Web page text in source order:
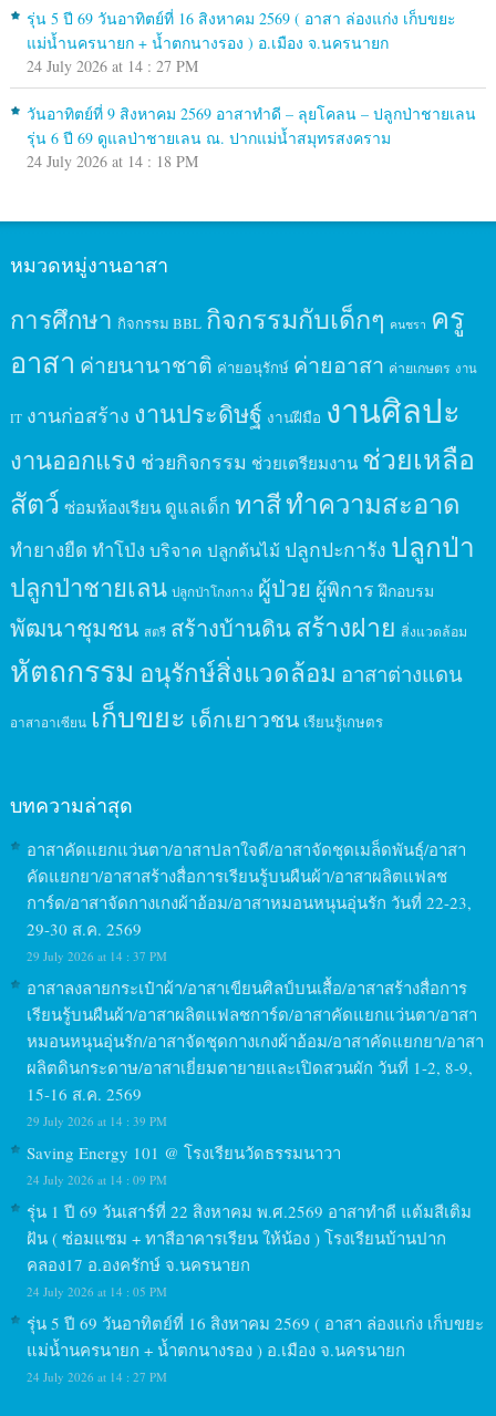
รุ่น 5 ปี 69 วันอาทิตย์ที่ 16 สิงหาคม 2569 ( อาสา ล่องแก่ง เก็บขยะ
แม่น้ำนครนายก + น้ำตกนางรอง ) อ.เมือง จ.นครนายก
24 July 2026 at 14 : 27 PM
วันอาทิตย์ที่ 9 สิงหาคม 2569 อาสาทำดี – ลุยโคลน – ปลูกป่าชายเลน
รุ่น 6 ปี 69 ดูแลป่าชายเลน ณ. ปากแม่น้ำสมุทรสงคราม
24 July 2026 at 14 : 18 PM
หมวดหมู่งานอาสา
การศึกษา กิจกรรม BBL กิจกรรมกับเด็กๆ คนชรา ครู
อาสา ค่ายนานาชาติ ค่ายอนุรักษ์ ค่ายอาสา ค่ายเกษตร งาน
IT งานก่อสร้าง งานประดิษฐ์ งานฝีมือ งานศิลปะ
งานออกแรง ช่วยกิจกรรม ช่วยเตรียมงาน ช่วยเหลือ
สัตว์ ซ่อมห้องเรียน ดูแลเด็ก ทาสีทำความสะอาด
ทำยางยืด ทำโป่ง บริจาค ปลูกต้นไม้ ปลูกปะการัง ปลูกป่า
ปลูกป่าชายเลน ปลูกป่าโกงกาง ผู้ป่วย ผู้พิการ ฝึกอบรม
พัฒนาชุมชน สตรี สร้างบ้านดินสร้างฝาย สิ่งแวดล้อม
หัตถกรรม อนุรักษ์สิ่งแวดล้อม อาสาต่างแดน
อาสาอาเซียน เก็บขยะ เด็กเยาวชน เรียนรู้เกษตร
บทความล่าสุด
อาสาคัดแยกแว่นตา/อาสาปลาใจดี/อาสาจัดชุดเมล็ดพันธุ์/อาสา
คัดแยกยา/อาสาสร้างสื่อการเรียนรู้บนผืนผ้า/อาสาผลิตแฟลช
การ์ด/อาสาจัดกางเกงผ้าอ้อม/อาสาหมอนหนุนอุ่นรัก วันที่ 22-23,
29-30 ส.ค. 2569
29 July 2026 at 14 : 37 PM
อาสาลงลายกระเป๋าผ้า/อาสาเขียนศิลป์บนเสื้อ/อาสาสร้างสื่อการ
เรียนรู้บนผืนผ้า/อาสาผลิตแฟลชการ์ด/อาสาคัดแยกแว่นตา/อาสา
หมอนหนุนอุ่นรัก/อาสาจัดชุดกางเกงผ้าอ้อม/อาสาคัดแยกยา/อาสา
ผลิตดินกระดาษ/อาสาเยี่ยมตายายและเปิดสวนผัก วันที่ 1-2, 8-9,
15-16 ส.ค. 2569
29 July 2026 at 14 : 39 PM
Saving Energy 101 @ โรงเรียนวัดธรรมนาวา
24 July 2026 at 14 : 09 PM
รุ่น 1 ปี 69 วันเสาร์ที่ 22 สิงหาคม พ.ศ.2569 อาสาทำดี แต้มสีเติม
ฝัน ( ซ่อมแซม + ทาสีอาคารเรียน ให้น้อง ) โรงเรียนบ้านปาก
คลอง17 อ.องครักษ์ จ.นครนายก
24 July 2026 at 14 : 05 PM
รุ่น 5 ปี 69 วันอาทิตย์ที่ 16 สิงหาคม 2569 ( อาสา ล่องแก่ง เก็บขยะ
แม่น้ำนครนายก + น้ำตกนางรอง ) อ.เมือง จ.นครนายก
24 July 2026 at 14 : 27 PM